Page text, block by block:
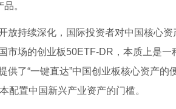
。
放持续深化，国际投资者对中国核心资
市场的创业板50ETF-DR，本质上是一
了“一键直达”中国创业板核心资产的
配置中国新兴产业资产的门槛。